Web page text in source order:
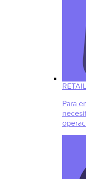
Para